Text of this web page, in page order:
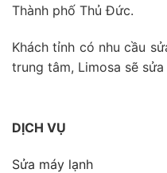
Thành phố Thủ Đức.
Khách tỉnh có nhu cầu
trung tâm, Limosa sẽ
DỊCH VỤ
Sửa máy lạnh